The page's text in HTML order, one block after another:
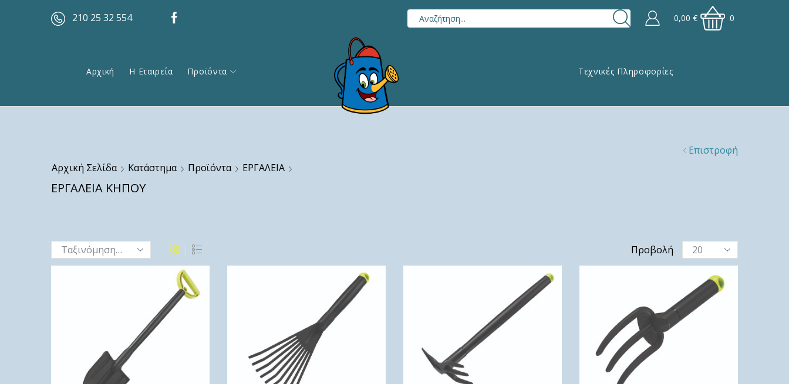
210 25 32 554 0,00€ 0
Αρχική Η Εταιρεία Προϊόντα Τεχνικές Πληροφορίες
Αρχική Σελίδα Κατάστημα Προϊόντα ΕΡΓΑΛΕΙΑ
ΕΡΓΑΛΕΙΑ ΚΗΠΟΥ
Επιστροφή
Προβολή